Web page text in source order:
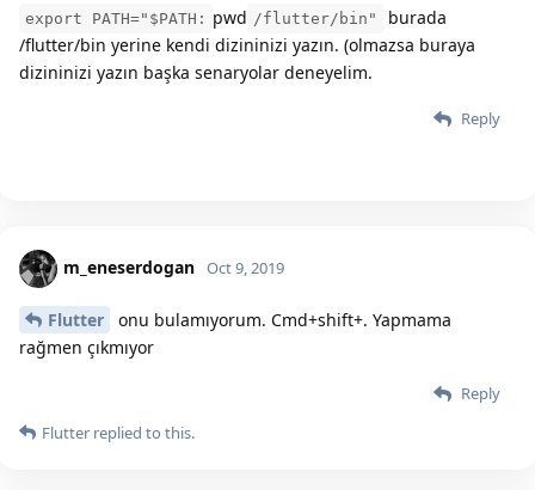
export PATH="$PATH: pwd /flutter/bin"
burada
/flutter/bin yerine kendi dizininizi yazın. (olmazsa buraya
dizininizi yazın başka senaryolar deneyelim.
Reply
m_eneserdogan Oct 9, 2019
Flutter
onu bulamıyorum. Cmd+shift+. Yapmama
rağmen çıkmıyor
Reply
Flutter replied to this.